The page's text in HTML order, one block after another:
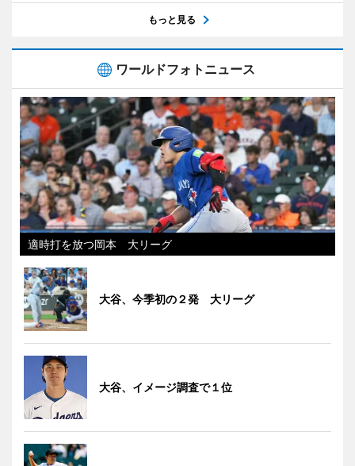
もっと見る
ワールドフォトニュース
適時打を放つ岡本 大リーグ
大谷、今季初の２発 大リーグ
大谷、イメージ調査で１位